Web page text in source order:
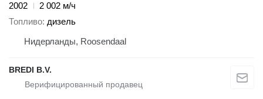
2002
2 002 м/ч
Топливо дизель
Нидерланды, Roosendaal
BREDI B.V.